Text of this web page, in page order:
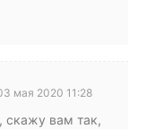
мая 2020 11:28
скажу вам так,